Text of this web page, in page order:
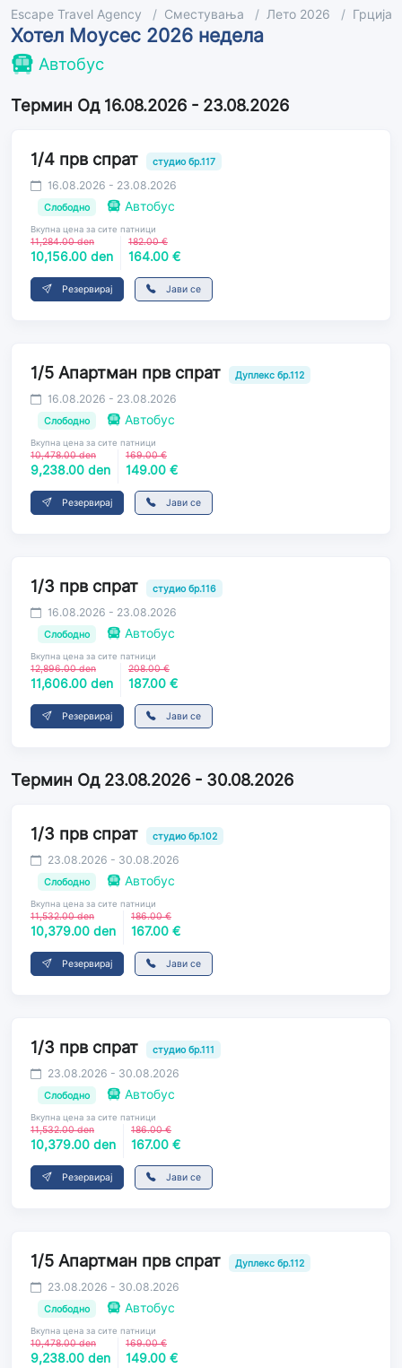
Escape Travel Agency Сместувања Лето 2026 Грција
Хотел Моусес 2026 недела
Автобус
Термин Од 16.08.2026 - 23.08.2026
1/4 прв спрат студио бр.117
16.08.2026 - 23.08.2026
Слободно Автобус
Вкупна цена за сите патници
11,284.00 den
10,156.00 den
182.00 €
164.00 €
Резервирај Јави се
1/5 Апартман прв спрат Дуплекс бр.112
16.08.2026 - 23.08.2026
Слободно Автобус
Вкупна цена за сите патници
10,478.00 den
9,238.00 den
169.00 €
149.00 €
Резервирај Јави се
1/3 прв спрат студио бр.116
16.08.2026 - 23.08.2026
Слободно Автобус
Вкупна цена за сите патници
12,896.00 den
11,606.00 den
208.00 €
187.00 €
Резервирај Јави се
Термин Од 23.08.2026 - 30.08.2026
1/3 прв спрат студио бр.102
23.08.2026 - 30.08.2026
Слободно Автобус
Вкупна цена за сите патници
11,532.00 den
10,379.00 den
186.00 €
167.00 €
Резервирај Јави се
1/3 прв спрат студио бр.111
23.08.2026 - 30.08.2026
Слободно Автобус
Вкупна цена за сите патници
11,532.00 den
10,379.00 den
186.00 €
167.00 €
Резервирај Јави се
1/5 Апартман прв спрат Дуплекс бр.112
23.08.2026 - 30.08.2026
Слободно Автобус
Вкупна цена за сите патници
10,478.00 den
9,238.00 den
169.00 €
149.00 €